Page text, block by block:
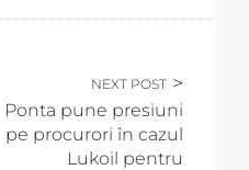
NEXT POST
Ponta pune presiuni
pe procurori în cazul
Lukoil pentru